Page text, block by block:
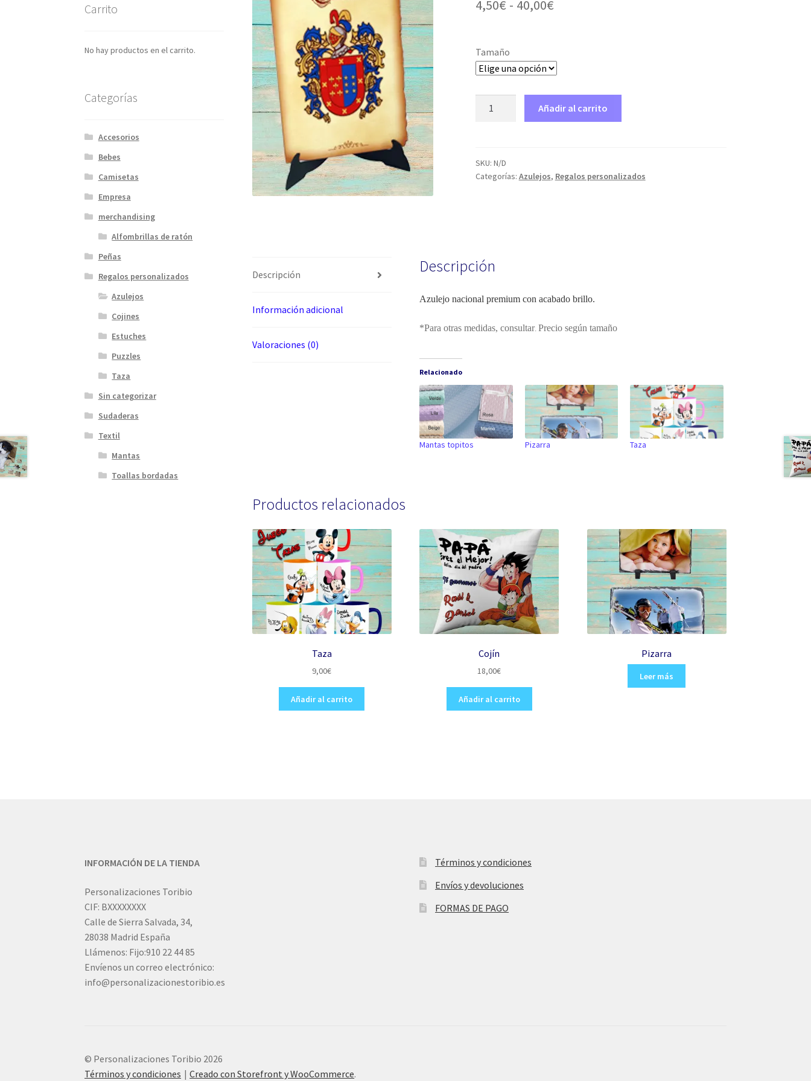
4,50€ - 40,00€Rango
desde
4,50€
hasta
Tamaño
Añadir al carrito
SKU: N/D
Categorías: Azulejos, Regalos personalizados
Descripción
Información adicional
Valoraciones (0)
Descripción
Azulejo nacional premium con acabado brillo.
*Para otras medidas, consultar. Precio según tamaño
Relacionado
Mantas topitos Pizarra Taza
Productos relacionados
Taza
9,00€
Añadir al carrito
Cojín
18,00€
Añadir al carrito
Pizarra
Leer más
Carrito
No hay productos en el carrito.
Categorías
Accesorios
Bebes
Camisetas
Empresa
merchandising
Alfombrillas de ratón
Peñas
Regalos personalizados
Azulejos
Cojines
Estuches
Puzzles
Taza
Sin categorizar
Sudaderas
Textil
Mantas
Toallas bordadas
INFORMACIÓN DE LA TIENDA
Personalizaciones Toribio
CIF: BXXXXXXXX
Calle de Sierra Salvada, 34,
28038 Madrid España
Llámenos: Fijo:910 22 44 85
Envíenos un correo electrónico:
info@personalizacionestoribio.es
Términos y condiciones
Envíos y devoluciones
FORMAS DE PAGO
© Personalizaciones Toribio 2026
Términos y condiciones
Creado con Storefront y WooCommerce.